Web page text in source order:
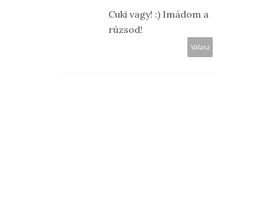
Cuki vagy! :) Imádom a
rúzsod!
Válasz